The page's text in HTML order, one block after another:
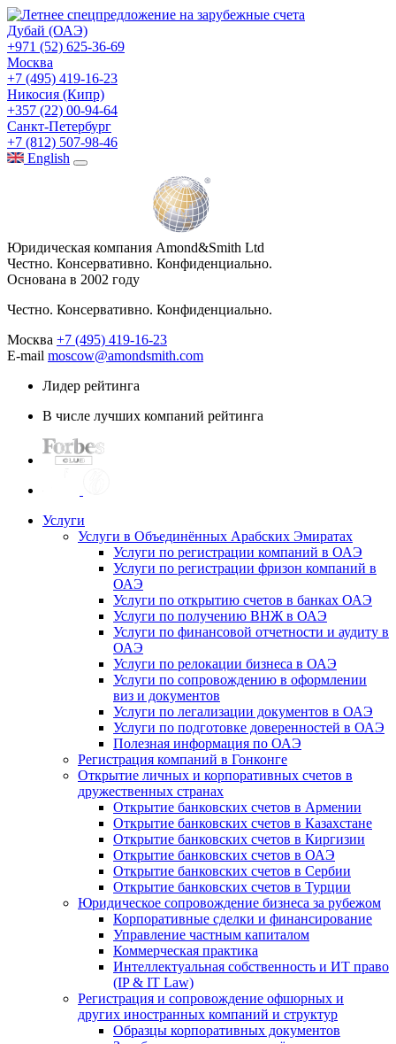
Дубай (ОАЭ)
+971 (52) 625-36-69
Москва
+7 (495) 419-16-23
Никосия (Кипр)
+357 (22) 00-94-64
Санкт-Петербург
+7 (812) 507-98-46
English
Юридическая компания Amond&Smith Ltd
Честно. Консервативно. Конфиденциально.
Основана в 2002 году
Честно. Консервативно. Конфиденциально.
Москва +7 (495) 419-16-23
E-mail moscow@amondsmith.com
Лидер рейтинга
В числе лучших компаний рейтинга
Услуги
Услуги в Объединённых Арабских Эмиратах
Услуги по регистрации компаний в ОАЭ
Услуги по регистрации фризон компаний в
ОАЭ
Услуги по открытию счетов в банках ОАЭ
Услуги по получению ВНЖ в ОАЭ
Услуги по финансовой отчетности и аудиту в
ОАЭ
Услуги по релокации бизнеса в ОАЭ
Услуги по сопровождению в оформлении
виз и документов
Услуги по легализации документов в ОАЭ
Услуги по подготовке доверенностей в ОАЭ
Полезная информация по ОАЭ
Регистрация компаний в Гонконге
Открытие личных и корпоративных счетов в
дружественных странах
Открытие банковских счетов в Армении
Открытие банковских счетов в Казахстане
Открытие банковских счетов в Киргизии
Открытие банковских счетов в ОАЭ
Открытие банковских счетов в Сербии
Открытие банковских счетов в Турции
Юридическое сопровождение бизнеса за рубежом
Корпоративные сделки и финансирование
Управление частным капиталом
Коммерческая практика
Интеллектуальная собственность и ИТ право
(IP & IT Law)
Регистрация и сопровождение офшорных и
других иностранных компаний и структур
Образцы корпоративных документов